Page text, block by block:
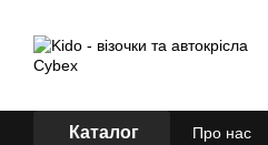
Каталог Про нас